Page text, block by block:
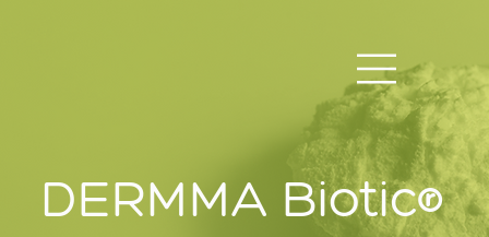
DERMMA Biotic®